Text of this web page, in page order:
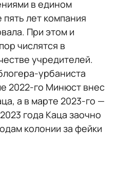
в едином
лет компания
При этом и
числятся в
учредителей.
урбаниста
2022-го Минюст внес
а в марте 2023-го —
года Каца заочно
колонии за фейки